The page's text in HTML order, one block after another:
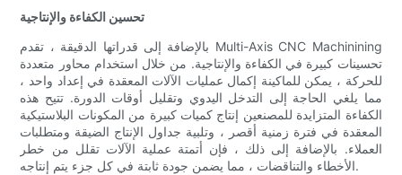
تحسين الكفاءة والإنتاجية
بالإضافة إلى قدراتها الدقيقة ، تقدم Multi-Axis CNC Machinining
تحسينات كبيرة في الكفاءة والإنتاجية. من خلال استخدام محاور متعددة
للحركة ، يمكن للماكينة إكمال عمليات الآلات المعقدة في إعداد واحد ،
مما يلغي الحاجة إلى التدخل اليدوي وتقليل أوقات الدورة. تتيح هذه
الكفاءة المتزايدة للمصنعين إنتاج كميات كبيرة من المكونات البلاستيكية
المعقدة في فترة زمنية أقصر ، وتلبية جداول الإنتاج الضيقة ومتطلبات
العملاء. بالإضافة إلى ذلك ، فإن أتمتة عملية الآلات تقلل من خطر
الأخطاء والتناقضات ، مما يضمن جودة ثابتة في كل جزء يتم إنتاجه.